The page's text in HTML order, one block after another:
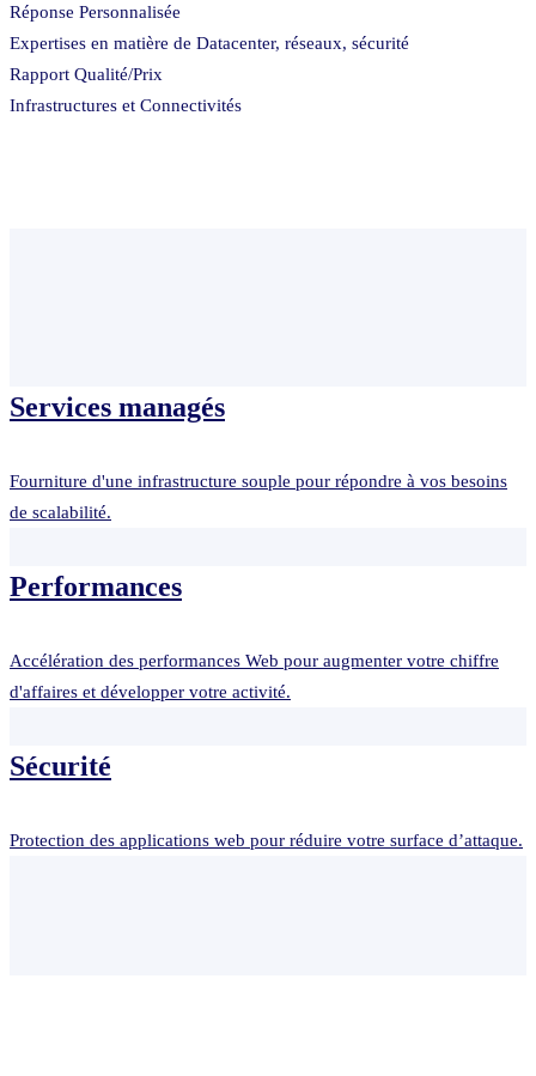
Réponse Personnalisée
Expertises en matière de Datacenter, réseaux, sécurité
Rapport Qualité/Prix
Infrastructures et Connectivités
Services managés
Fourniture d'une infrastructure souple pour répondre à vos besoins
de scalabilité.
Performances
Accélération des performances Web pour augmenter votre chiffre
d'affaires et développer votre activité.
Sécurité
Protection des applications web pour réduire votre surface d’attaque.